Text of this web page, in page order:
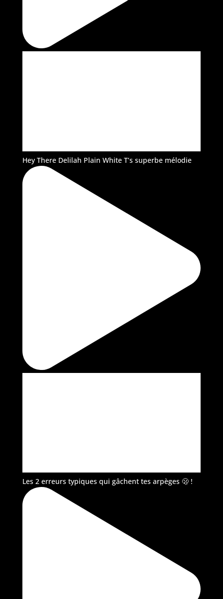
Hey There Delilah Plain White T’s superbe mélodie
Les 2 erreurs typiques qui gâchent tes arpèges 🫢 !